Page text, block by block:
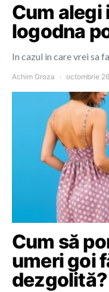
Cum alegi
logodna
In cazul in care vrei sa
Achim Groza octombrie
Cum să
umeri goi
dezgolită?